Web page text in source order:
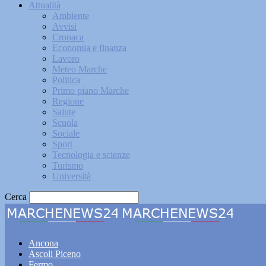
Attualità
Ambiente
Avvisi
Cronaca
Economia e finanza
Lavoro
Meteo Marche
Politica
Primo piano Marche
Regione
Salute
Scuola
Sociale
Sport
Tecnologia e scienze
Turismo
Università
Cerca
Ancona
Ascoli Piceno